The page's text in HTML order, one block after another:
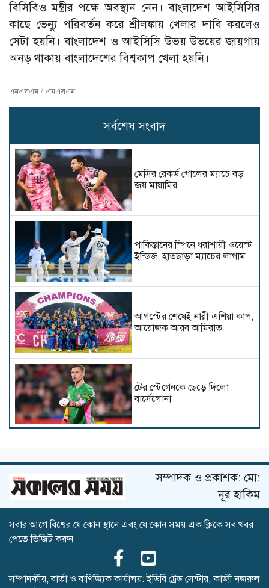
বিসিবিও মন্ত্রীর পক্ষে অবস্থান নেন। বাংলাদেশ আইসিসির
কাছে ভেন্যু পরিবর্তন করে শ্রীলঙ্কায় খেলার দাবি করলেও
সেটা হয়নি। বাংলাদেশ ও আইসিসি উভয় উভয়ের জায়গায়
অনড় থাকায় বাংলাদেশের বিশ্বকাপ খেলা হয়নি।
এমএসএম / এমএসএম
সর্বশেষ সংবাদ
মেসির রেকর্ড গোলের ম্যাচে বড়
জয় মায়ামির
পাকিস্তানের স্পিনে ধরাশায়ী ওয়েস্ট
ইন্ডিজ, হাতছাড়া ম্যাচের লাগাম
আগস্টের শেষেই নারী এশিয়া কাপ,
আয়োজক আরব আমিরাত
টের স্টেগেনকে ছেড়ে দিলো
বার্সেলোনা
সঠিক সিদ্ধান্ত ছিল: আনচেলত্তি
একই গ্রুপে ভারত-পাকিস্তান,
সম্পাদক ও প্রকাশক: মো:
নূর হাকিম
সবার আগে বিশ্বের যে কোন স্থানে এবং যে কোন সময় এক ক্লিকে সব খবর
পেতে ভিজিট করুন
সম্পাদকীয়, বার্তা ও বাণিজ্যিক কার্যালয়: ইডিবি ট্রেড সেন্টার, কাজী নজরুল